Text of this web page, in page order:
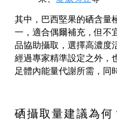
其中，巴西堅果的硒含量
一，適合偶爾補充，但不
品協助攝取，選擇高濃度
經過專家精準設定之外，
足體內能量代謝所需，同
硒攝取量建議為何